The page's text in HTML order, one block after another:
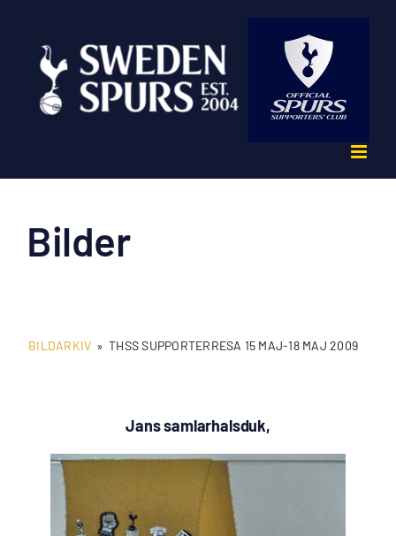
innehållet
Bilder
BILDARKIV » THSS SUPPORTERRESA 15 MAJ-18 MAJ 2009
Jans samlarhalsduk,